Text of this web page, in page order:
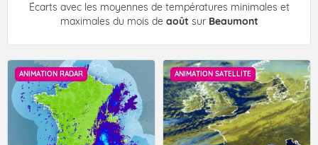
Écarts avec les moyennes de températures minimales et
maximales du mois de août sur Beaumont
ANIMATION RADAR ANIMATION SATELLITE